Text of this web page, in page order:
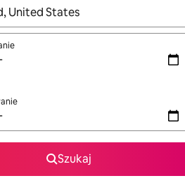
będą dostępne, możesz poruszać się
Szukaj